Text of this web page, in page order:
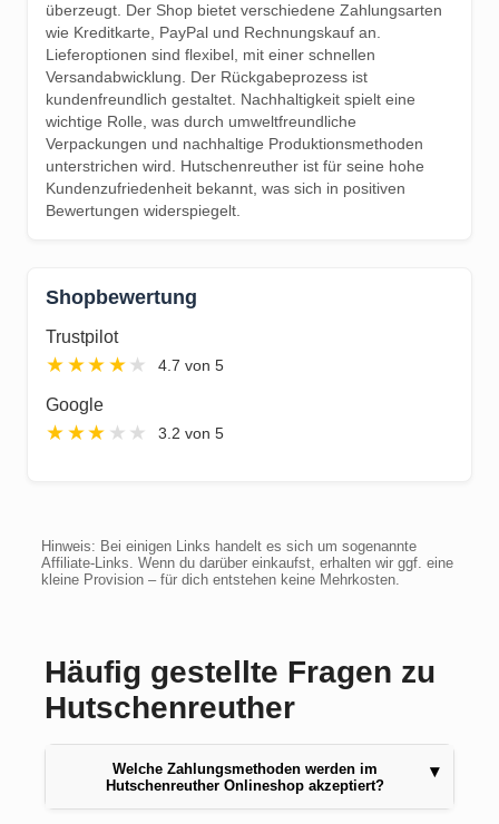
überzeugt. Der Shop bietet verschiedene Zahlungsarten
wie Kreditkarte, PayPal und Rechnungskauf an.
Lieferoptionen sind flexibel, mit einer schnellen
Versandabwicklung. Der Rückgabeprozess ist
kundenfreundlich gestaltet. Nachhaltigkeit spielt eine
wichtige Rolle, was durch umweltfreundliche
Verpackungen und nachhaltige Produktionsmethoden
unterstrichen wird. Hutschenreuther ist für seine hohe
Kundenzufriedenheit bekannt, was sich in positiven
Bewertungen widerspiegelt.
Shopbewertung
Trustpilot
★★★★ ★ 4.7 von 5
Google
★★★ ★ ★ 3.2 von 5
Hinweis: Bei einigen Links handelt es sich um sogenannte
Affiliate-Links. Wenn du darüber einkaufst, erhalten wir ggf. eine
kleine Provision – für dich entstehen keine Mehrkosten.
Häufig gestellte Fragen zu
Hutschenreuther
Welche Zahlungsmethoden werden im
Hutschenreuther Onlineshop akzeptiert?
▾